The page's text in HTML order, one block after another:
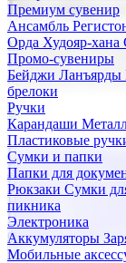
Премиум сувенир
Ансамбль
Орда Худояр-хана
Промо-сувениры
Бейджи Ланъярды
брелоки
Ручки
Карандаши
Пластиковые
Сумки и папки
Папки для
Рюкзаки Сумки
пикника
Электроника
Аккумуляторы
Мобильные
Поставка
Мы предлагаем
сувениров с
продукцию для
Подарочные
Бизнес наборы
Наборы из кожи
Наборы с
Наборы с
флешками